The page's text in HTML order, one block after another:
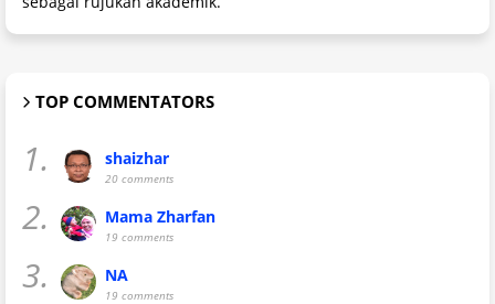
TOP COMMENTATORS
1. shaizhar
20 comments
2. Mama Zharfan
19 comments
3. NA
19 comments